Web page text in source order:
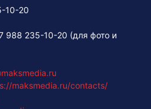
10-20
988 235-10-20 (для фото и
maksmedia.ru/contacts/